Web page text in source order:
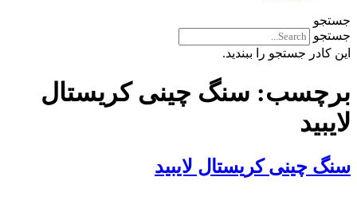
جستجو
جستجو
این کادر جستجو را ببندید.
برچسب: سنگ چینی کریستال
لایبید
سنگ چینی کریستال لایبید